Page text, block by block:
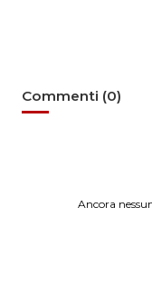
Commenti (0)
Ancora